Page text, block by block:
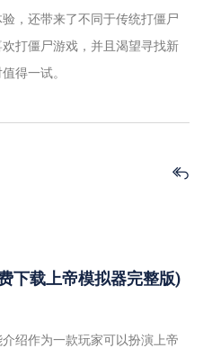
，还带来了不同于传统打僵尸
打僵尸游戏，并且渴望寻找新
得一试。
下载上帝模拟器完整版)
绍作为一款玩家可以扮演上帝